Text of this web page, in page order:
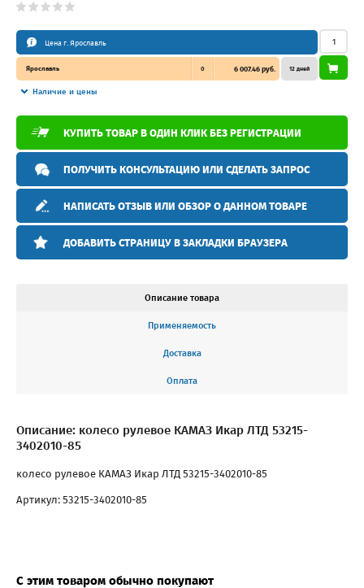
Цена г. Ярославль
Ярославль 0 6 007.46 руб.
Наличие и цены
12 дней
КУПИТЬ ТОВАР В ОДИН КЛИК БЕЗ РЕГИСТРАЦИИ
ПОЛУЧИТЬ КОНСУЛЬТАЦИЮ ИЛИ СДЕЛАТЬ ЗАПРОС
НАПИСАТЬ ОТЗЫВ ИЛИ ОБЗОР О ДАННОМ ТОВАРЕ
ДОБАВИТЬ СТРАНИЦУ В ЗАКЛАДКИ БРАУЗЕРА
Описание товара
Применяемость
Доставка
Оплата
Описание: колесо рулевое КАМАЗ Икар ЛТД 53215-
3402010-85
колесо рулевое КАМАЗ Икар ЛТД 53215-3402010-85
Артикул: 53215-3402010-85
С этим товаром обычно покупают